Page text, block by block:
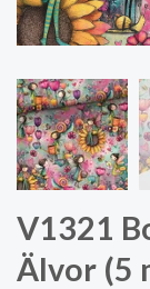
V1321
Älvor (5